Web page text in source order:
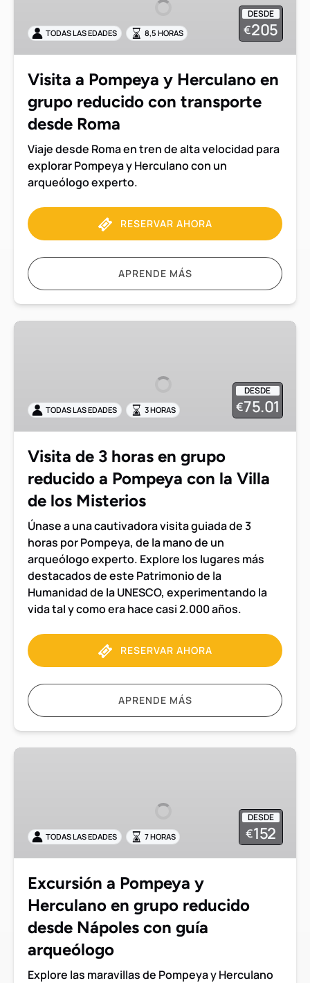
grupo
con
transporte
desde
Roma
DESDE
€205
TODAS LAS EDADES 8,5 HORAS
Visita a Pompeya y Herculano en
grupo reducido con transporte
desde Roma
Viaje desde Roma en tren de alta velocidad para
explorar Pompeya y Herculano con un
arqueólogo experto.
RESERVAR AHORA
APRENDE MÁS
Visita
grupo
reducido
Pompeya
con
Villa
los
Misterios
DESDE
€75.01
TODAS LAS EDADES 3 HORAS
Visita de 3 horas en grupo
reducido a Pompeya con la Villa
de los Misterios
Únase a una cautivadora visita guiada de 3
horas por Pompeya, de la mano de un
arqueólogo experto. Explore los lugares más
destacados de este Patrimonio de la
Humanidad de la UNESCO, experimentando la
vida tal y como era hace casi 2.000 años.
RESERVAR AHORA
APRENDE MÁS
Excursión
grupo
desde
Nápoles
con
guía
arqueólogo
DESDE
€152
TODAS LAS EDADES 7 HORAS
Excursión a Pompeya y
Herculano en grupo reducido
desde Nápoles con guía
arqueólogo
Explore las maravillas de Pompeya y Herculano